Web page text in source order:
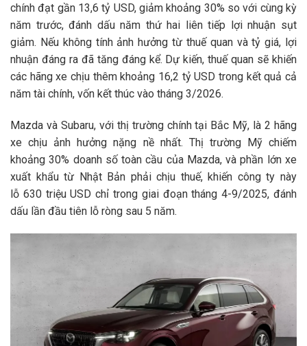
chính đạt gần 13,6 tỷ USD, giảm khoảng 30% so với cùng kỳ
năm trước, đánh dấu năm thứ hai liên tiếp lợi nhuận sụt
giảm. Nếu không tính ảnh hưởng từ thuế quan và tỷ giá, lợi
nhuận đáng ra đã tăng đáng kể. Dự kiến, thuế quan sẽ khiến
các hãng xe chịu thêm khoảng 16,2 tỷ USD trong kết quả cả
năm tài chính, vốn kết thúc vào tháng 3/2026.
Mazda và Subaru, với thị trường chính tại Bắc Mỹ, là 2 hãng
xe chịu ảnh hưởng nặng nề nhất. Thị trường Mỹ chiếm
khoảng 30% doanh số toàn cầu của Mazda, và phần lớn xe
xuất khẩu từ Nhật Bản phải chịu thuế, khiến công ty này
lỗ 630 triệu USD chỉ trong giai đoạn tháng 4-9/2025, đánh
dấu lần đầu tiên lỗ ròng sau 5 năm.